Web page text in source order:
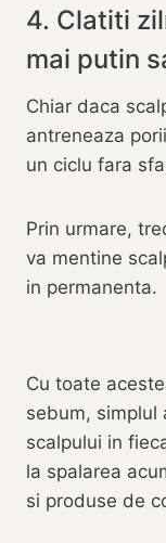
4. Clatiti
mai putin
Chiar daca
antreneaza
un ciclu fara
Prin urmare,
va mentine
in permanenta.
Cu toate
sebum, simplul
scalpului in
la spalarea
si produse de